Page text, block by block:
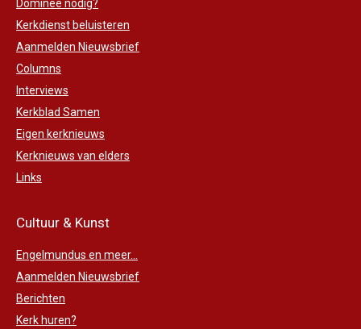
Dominee nodig?
Kerkdienst beluisteren
Aanmelden Nieuwsbrief
Columns
Interviews
Kerkblad Samen
Eigen kerknieuws
Kerknieuws van elders
Links
Cultuur & Kunst
Engelmundus en meer...
Aanmelden Nieuwsbrief
Berichten
Kerk huren?